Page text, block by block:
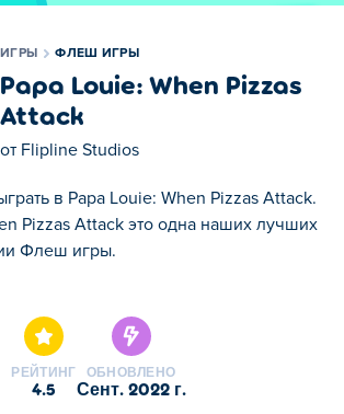
ИГРЫ ФЛЕШ ИГРЫ
Papa Louie: When Pizzas
Attack
от Flipline Studios
в Papa Louie: When Pizzas Attack.
Pizzas Attack это одна наших лучших
Флеш игры.
Флеш игры.
РЕЙТИНГ
4.5
ОБНОВЛЕНО
сент. 2022 г.